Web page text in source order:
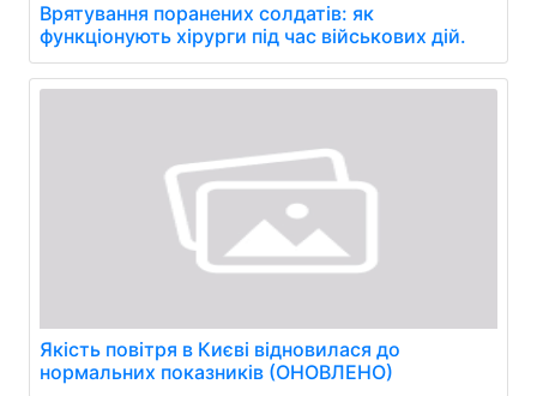
Врятування поранених солдатів: як
функціонують хірурги під час військових дій.
Якість повітря в Києві відновилася до
нормальних показників (ОНОВЛЕНО)